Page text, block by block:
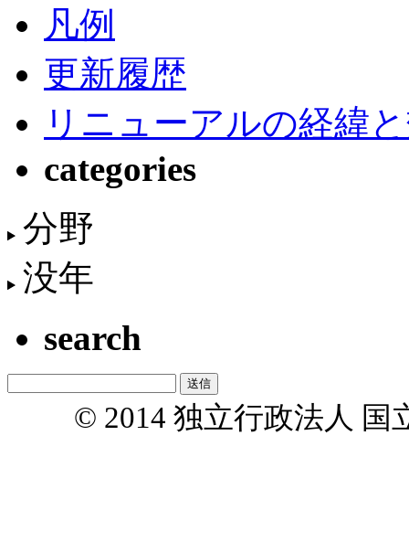
凡例
更新履歴
リニューアルの経緯
categories
分野
没年
search
© 2014 独立行政法人 国